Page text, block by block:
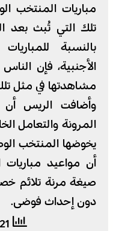
مباريات المنتخب
تلك التي تُبث بعد
بالنسبة
الأجنبية، فإن
مشاهدتها في مثل
وأضافت الريس
المرونة والتعامل
يخوضها المنتخب
أن مواعيد مباريات
صيغة مرنة تلائم
دون إحداث فوضى.